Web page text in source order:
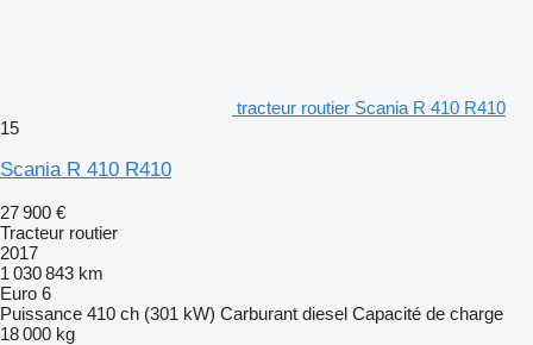
tracteur routier Scania R 410 R410
15
Scania R 410 R410
27 900 €
Tracteur routier
2017
1 030 843 km
Euro 6
Puissance 410 ch (301 kW) Carburant diesel Capacité de charge
18 000 kg